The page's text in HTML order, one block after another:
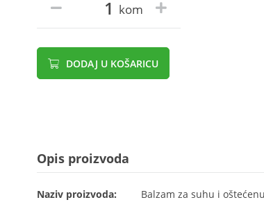
kom
DODAJ U KOŠARICU
Opis proizvoda
Naziv proizvoda:
Balzam za suhu i